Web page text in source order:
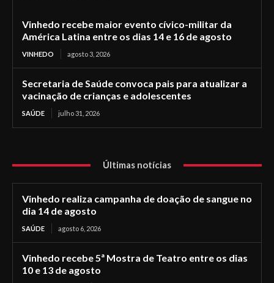
Vinhedo recebe maior evento cívico-militar da
América Latina entre os dias 14 e 16 de agosto
VINHEDO agosto 3, 2026
Secretaria de Saúde convoca pais para atualizar a
vacinação de crianças e adolescentes
SAÚDE julho 31, 2026
Últimas notícias
Vinhedo realiza campanha de doação de sangue no
dia 14 de agosto
SAÚDE agosto 6, 2026
Vinhedo recebe 5ª Mostra de Teatro entre os dias
10 e 13 de agosto